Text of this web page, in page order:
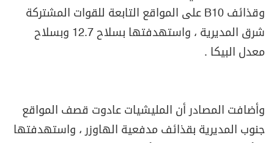
وقذائف B10 على المواقع التابعة للقوات المشتركة
شرق المديرية ، واستهدفتها بسلاح 12.7 وبسلاح
معدل البيكا .
وأضافت المصادر أن المليشيات عادوت قصف المواقع
جنوب المديرية بقذائف مدفعية الهاوزر ، واستهدفتها